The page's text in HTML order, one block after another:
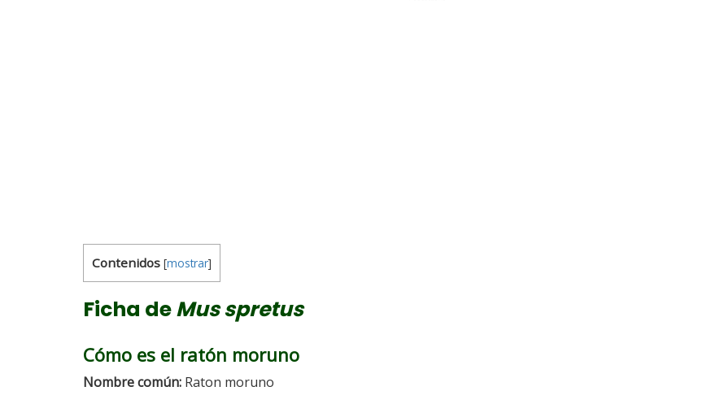
Contenidos [mostrar]
Ficha deMus spretus
Cómo es el ratón moruno
Nombre común: Raton moruno